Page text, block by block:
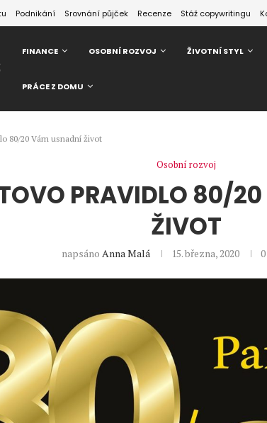
Podnikání Srovnání půjček Recenze Stáž copywritingu
FINANCE OSOBNÍ ROZVOJ ŽIVOTNÍ STYL
PRÁCE Z DOMU
80/20 Vám usnadní život
Osobní rozvoj
PRAVIDLO 80/
ŽIVOT
napsáno Anna Malá 15. března, 2020